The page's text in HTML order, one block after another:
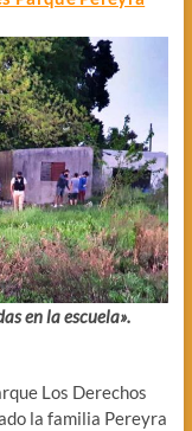
en la escuela».
Los Derechos
la familia Pereyra